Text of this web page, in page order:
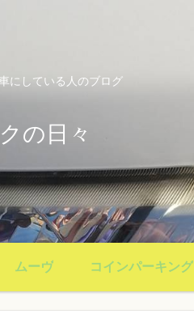
にしている人のブログ
の日々
ムーヴ コインパーキング